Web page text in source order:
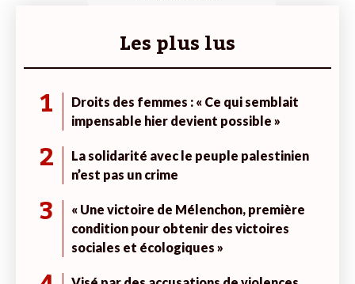
Les plus lus
1
Droits des femmes : « Ce qui semblait
impensable hier devient possible »
2
La solidarité avec le peuple palestinien
n’est pas un crime
3
« Une victoire de Mélenchon, première
condition pour obtenir des victoires
sociales et écologiques »